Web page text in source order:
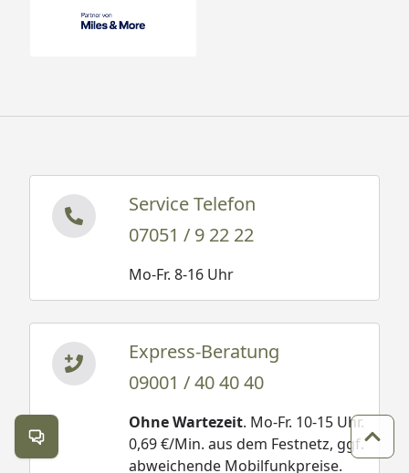
Service Telefon
07051 / 9 22 22
Mo-Fr. 8-16 Uhr
Express-Beratung
09001 / 40 40 40
Ohne Wartezeit. Mo-Fr. 10-15 Uhr.
0,69 €/Min. aus dem Festnetz, ggf.
abweichende Mobilfunkpreise.
Kontakt öffnen